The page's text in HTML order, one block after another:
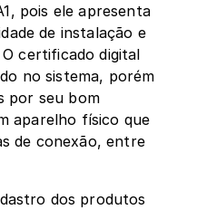
pois ele apresenta
de instalação e
certificado digital
no sistema, porém
por seu bom
aparelho físico que
de conexão, entre
dos produtos